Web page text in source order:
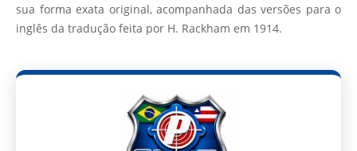
sua forma exata original, acompanhada das versões para o
inglês da tradução feita por H. Rackham em 1914.